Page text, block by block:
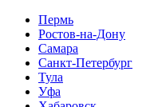
Пермь
Ростов-на-Дону
Самара
Санкт-Петербург
Тула
Уфа